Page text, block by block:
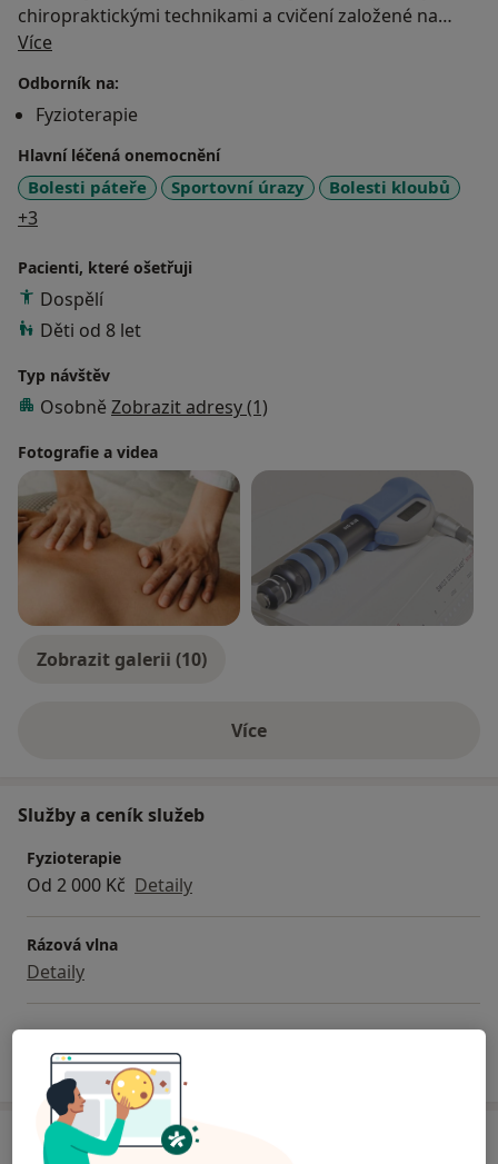
chiropraktickými technikami a cvičení založené na
neurofyziologickém podkladě a vývojové kineziologii.
Ve vybraných případech používám k ošetření rázovou
vlnu, s kterou máme velmi dobré zkušenosti. V případě
potřeby spolupracuji s kvalifikovanými odborníky z
ostatních oborů medicíny. Témata, která mě zajímají
jsou čelistní kloub, terapie rázovou vlnou,
psychosomatická problematika. Více na
www.fyziosvet.cz
Více
Odborník na:
Fyzioterapie
Hlavní léčená onemocnění
Bolesti páteře Sportovní úrazy Bolesti kloubů
+3
Pacienti, které ošetřuji
Dospělí
Děti od 8 let
Typ návštěv
Osobně Zobrazit adresy (1)
Fotografie a videa
Zobrazit galerii (10)
Víceo zkušenostech
Služby a ceník služeb
Fyzioterapie
Od 2 000 Kč Detaily
Rázová vlna
Detaily
Jak fungují ceny?
Adresa